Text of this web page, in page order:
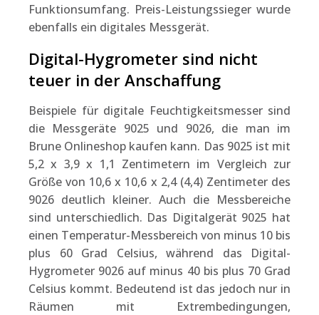
Funktionsumfang. Preis-Leistungssieger wurde
ebenfalls ein digitales Messgerät.
Digital-Hygrometer sind nicht
teuer in der Anschaffung
Beispiele für digitale Feuchtigkeitsmesser sind
die Messgeräte 9025 und 9026, die man im
Brune Onlineshop kaufen kann. Das 9025 ist mit
5,2 x 3,9 x 1,1 Zentimetern im Vergleich zur
Größe von 10,6 x 10,6 x 2,4 (4,4) Zentimeter des
9026 deutlich kleiner. Auch die Messbereiche
sind unterschiedlich. Das Digitalgerät 9025 hat
einen Temperatur-Messbereich von minus 10 bis
plus 60 Grad Celsius, während das Digital-
Hygrometer 9026 auf minus 40 bis plus 70 Grad
Celsius kommt. Bedeutend ist das jedoch nur in
Räumen mit Extrembedingungen,